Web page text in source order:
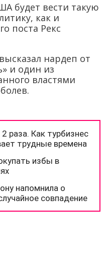
будет вести такую
как и
поста Рекс
нардеп от
и один из
властями